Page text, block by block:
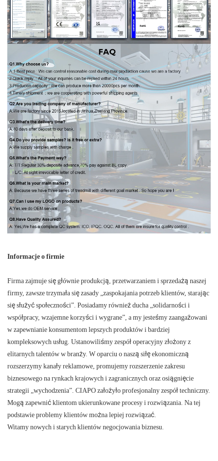
Informacje o firmie
Firma zajmuje się głównie produkcją, przetwarzaniem i sprzedażą naszej
firmy, zawsze trzymała się zasady „zaspokajania potrzeb klientów, starając
się służyć społeczności”. Posiadamy również ducha „solidarności i
współpracy, wzajemne korzyści i wygrane”, a my jesteśmy zaangażowani
w zapewnianie konsumentom lepszych produktów i bardziej
kompleksowych usług. Ustanowiliśmy zespół operacyjny złożony z
elitarnych talentów w branży. W oparciu o naszą siłę ekonomiczną
rozszerzymy kanały reklamowe, promujemy rozszerzenie zakresu
biznesowego na rynkach krajowych i zagranicznych oraz osiągnięcie
strategii „wychodzenia”. CIAPO założyło profesjonalny zespół techniczny.
Mogą zapewnić klientom ukierunkowane procesy i rozwiązania. Na tej
podstawie problemy klientów można lepiej rozwiązać.
Witamy nowych i starych klientów negocjowania biznesu.